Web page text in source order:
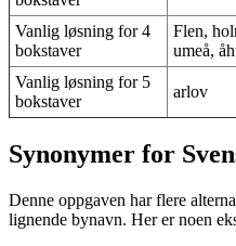
Vanlig løsning for 4
bokstaver
Flen,
umeå,
Vanlig løsning for 5
bokstaver
arlov
Synonymer for
Denne oppgaven har flere
lignende bynavn. Her er noen